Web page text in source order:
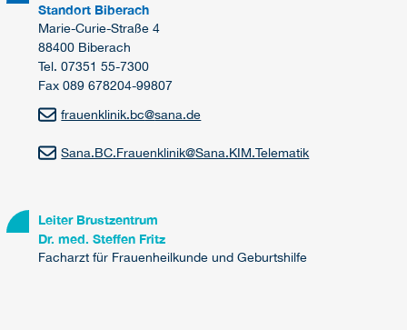
Standort Biberach
Marie-Curie-Straße 4
88400 Biberach
Tel. 07351 55-7300
Fax 089 678204-99807
frauenklinik.bc@sana.de
Sana.BC.Frauenklinik@Sana.KIM.Telematik
Leiter Brustzentrum
Dr. med. Steffen Fritz
Facharzt für Frauenheilkunde und Geburtshilfe